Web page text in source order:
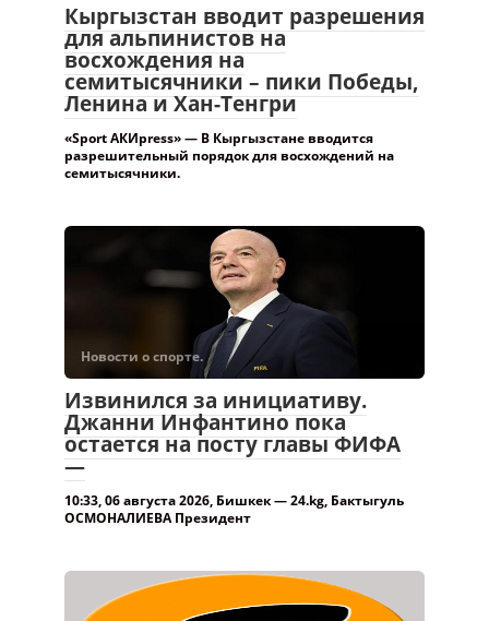
Кыргызстан вводит разрешения
для альпинистов на
восхождения на
семитысячники – пики Победы,
Ленина и Хан-Тенгри
«Sport АКИpress» — В Кыргызстане вводится
разрешительный порядок для восхождений на
семитысячники.
Новости о спорте.
Извинился за инициативу.
Джанни Инфантино пока
остается на посту главы ФИФА
—
10:33, 06 августа 2026, Бишкек — 24.kg, Бактыгуль
ОСМОНАЛИЕВА Президент